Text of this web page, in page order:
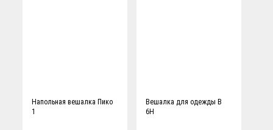
Напольная вешалка Пико
1
Вешалка для одежды В
6Н